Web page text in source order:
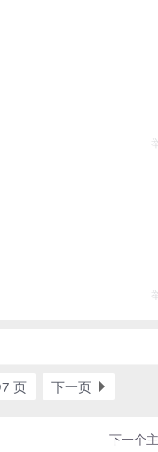
页 下一页
下一个